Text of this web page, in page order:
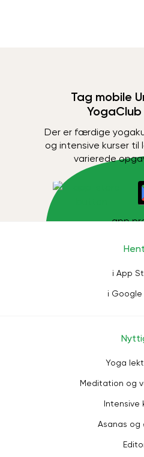
Tag mobile
Der er færdige
og intensive kurser til
varierede
Hent
i App
i Google
Yoga
Meditation og
Intensive
Asanas og